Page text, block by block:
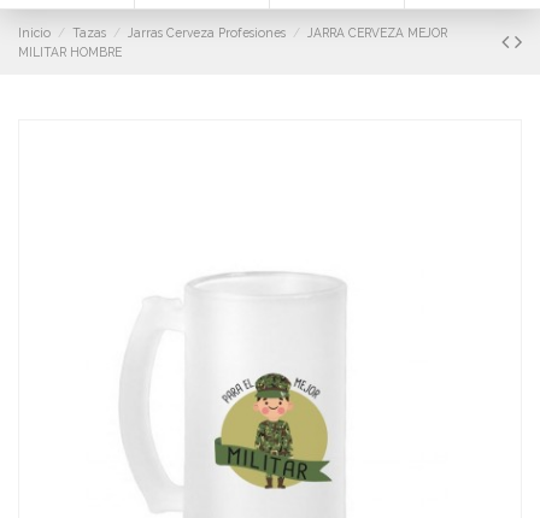
Inicio Tazas Jarras Cerveza Profesiones
JARRA CERVEZA MEJOR
MILITAR HOMBRE